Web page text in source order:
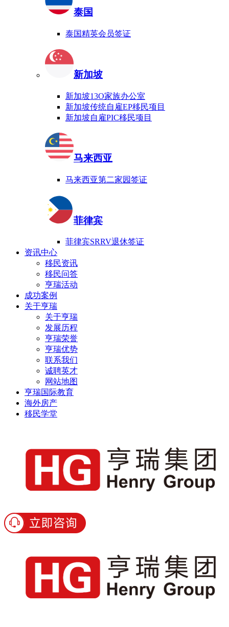
泰国
泰国精英会员签证
新加坡
新加坡13O家族办公室
新加坡传统自雇EP移民项目
新加坡自雇PIC移民项目
马来西亚
马来西亚第二家园签证
菲律宾
菲律宾SRRV退休签证
资讯中心
移民资讯
移民问答
亨瑞活动
成功案例
关于亨瑞
关于亨瑞
发展历程
亨瑞荣誉
亨瑞优势
联系我们
诚聘英才
网站地图
亨瑞国际教育
海外房产
移民学堂